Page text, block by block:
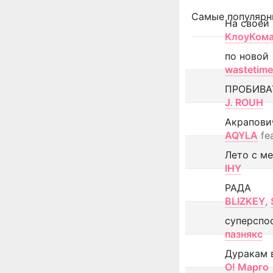
Самые
На своей
по новой
wastetime
J. ROUH
AQYLA
Лето с
IHY
РАДА
BLIZKEY,
пазнякс
Дуракам
О! Марго